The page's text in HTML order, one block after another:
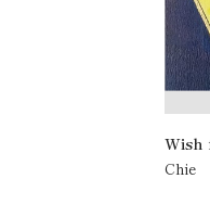
Wish
Chie